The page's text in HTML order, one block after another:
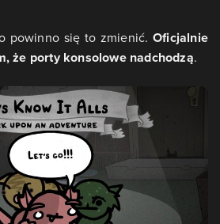
powinno się to zmienić. Oficjalnie
że porty konsolowe nadchodzą.